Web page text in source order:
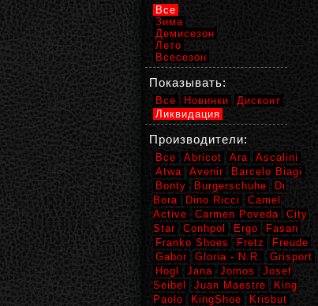
Все
Зима
Демисезон
Лето
Всесезон
Показывать:
Все Новинки
Дисконт
Ликвидация
Производители:
Все Abricot Ara
Ascalini
Atwa
Avenir
Barcelo Biagi
Bonty
Burgerschuhe
Di
Bora
Dino Ricci
Camel
Active
Carmen Poveda
City
Star
Conhpol Ergo
Fasan
Franko Shoes
Fretz
Freude
Gabor
Gloria - N.R.
Grisport
Hogl
Jana Jomos
Josef
Seibel
Juan Maestre
King
Paolo
KingShoe
Krisbut